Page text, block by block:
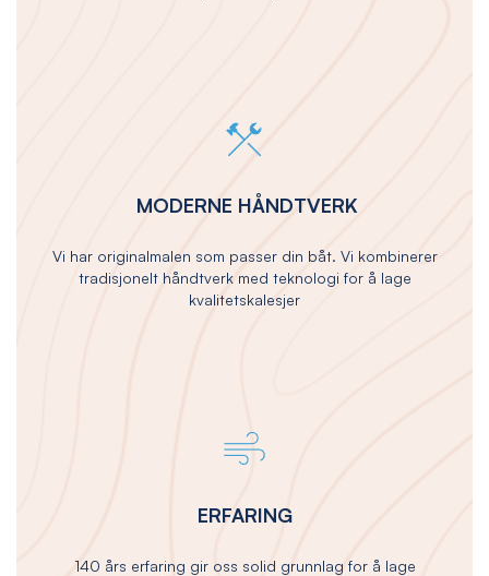
MODERNE HÅNDTVERK
Vi har originalmalen som passer din båt. Vi kombinerer
tradisjonelt håndtverk med teknologi for å lage
kvalitetskalesjer
ERFARING
140 års erfaring gir oss solid grunnlag for å lage